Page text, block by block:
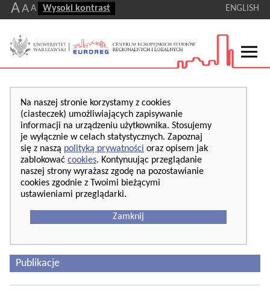
AA A Wysoki kontrast ENGLISH
Na naszej stronie korzystamy z cookies
(ciasteczek) umożliwiających zapisywanie
informacji na urządzeniu użytkownika. Stosujemy
je wyłącznie w celach statystycznych. Zapoznaj
się z naszą polityką prywatności oraz opisem jak
zablokować cookies. Kontynuując przeglądanie
naszej strony wyrażasz zgodę na pozostawianie
cookies zgodnie z Twoimi bieżącymi
ustawieniami przeglądarki.
Zamknij
Publikacje